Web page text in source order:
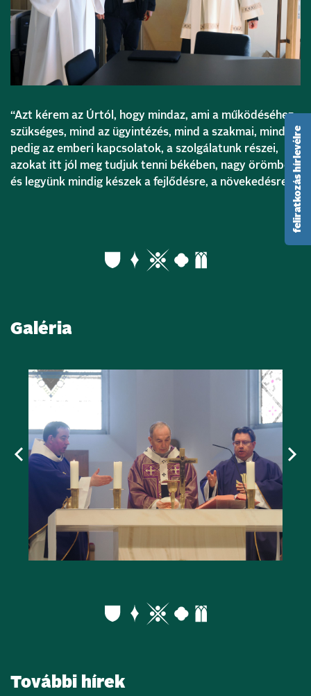
“Azt kérem az Úrtól, hogy mindaz, ami a működéséhez
szükséges, mind az ügyintézés, mind a szakmai, mind
pedig az emberi kapcsolatok, a szolgálatunk részei,
azokat itt jól meg tudjuk tenni békében, nagy örömben,
és legyünk mindig készek a fejlődésre, a növekedésre.”
Galéria
További hírek
feliratkozás hírlevélre